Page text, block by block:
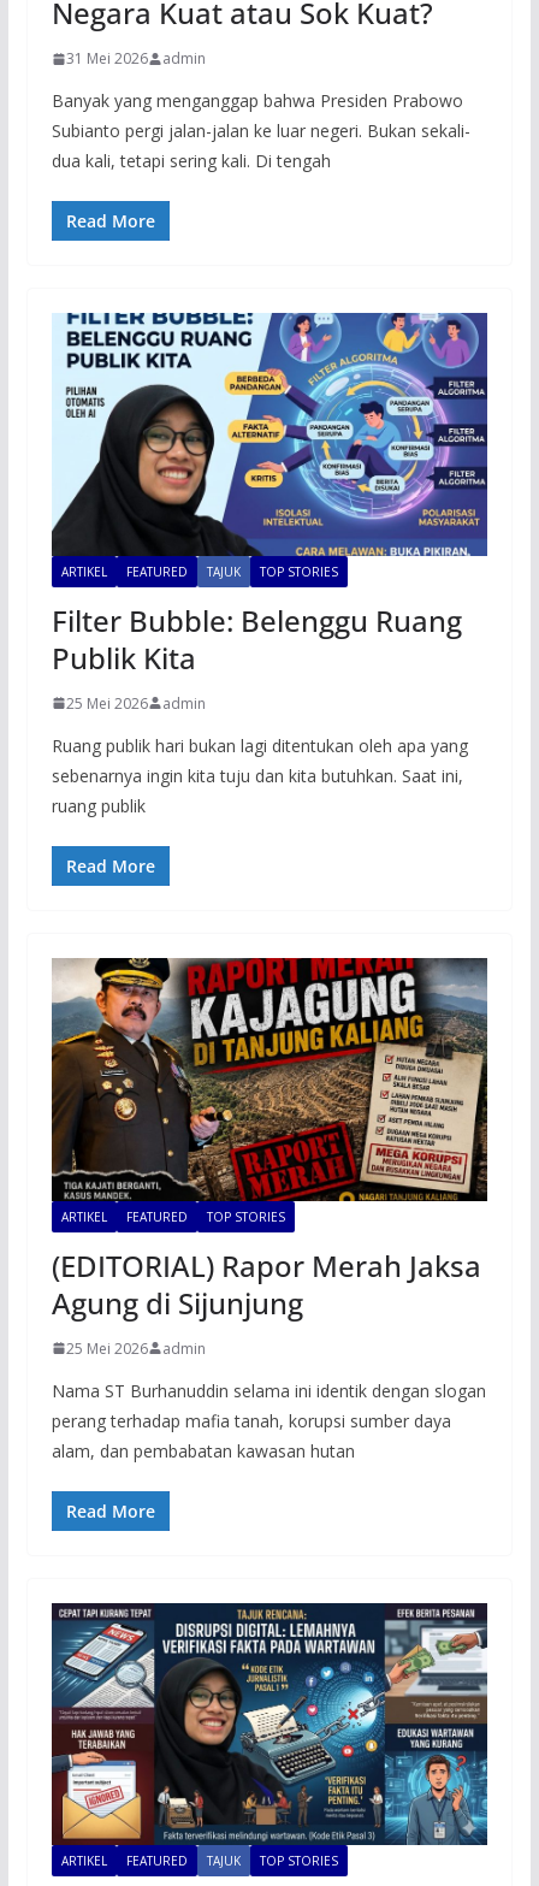
Negara Kuat atau Sok Kuat?
31 Mei 2026 admin
Banyak yang menganggap bahwa Presiden Prabowo
Subianto pergi jalan-jalan ke luar negeri. Bukan sekali-
dua kali, tetapi sering kali. Di tengah
Read More
ARTIKEL FEATURED TAJUK TOP STORIES
Filter Bubble: Belenggu Ruang
Publik Kita
25 Mei 2026 admin
Ruang publik hari bukan lagi ditentukan oleh apa yang
sebenarnya ingin kita tuju dan kita butuhkan. Saat ini,
ruang publik
Read More
ARTIKEL FEATURED TOP STORIES
(EDITORIAL) Rapor Merah Jaksa
Agung di Sijunjung
25 Mei 2026 admin
Nama ST Burhanuddin selama ini identik dengan slogan
perang terhadap mafia tanah, korupsi sumber daya
alam, dan pembabatan kawasan hutan
Read More
ARTIKEL FEATURED TAJUK TOP STORIES